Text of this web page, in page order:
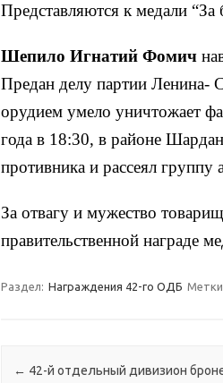
Представляются к медали “За
Шепило Игнатий Фомич
Предан делу партии Ленина-
орудием умело уничтожает
года в 18:30, в районе
противника и рассеял группу
За отвагу и мужество
правительственной награде
Раздел: Награждения 42-го ОДБ
Навигация по записям
← 42-й отдельный дивизион